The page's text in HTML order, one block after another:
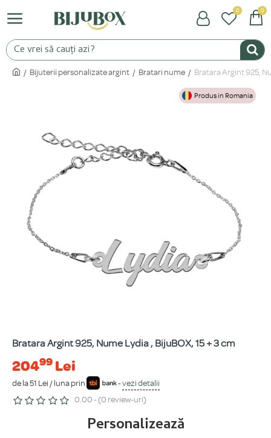
0 0
Bijuterii personalizate argint Bratari nume Bratara Argint 925,
Produs in Romania
Bratara Argint 925, Nume Lydia , BijuBOX, 15 + 3 cm
20499 Lei
de la 51 Lei / luna prin -vezi detalii
0.00 - (0 review-uri)
Personalizează